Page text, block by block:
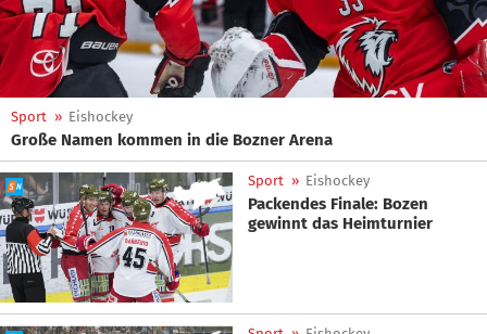
Sport » Eishockey
Große Namen kommen in die Bozner Arena
Sport » Eishockey
Packendes Finale: Bozen
gewinnt das Heimturnier